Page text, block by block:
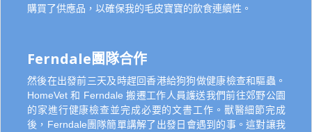
購買了供應品，以確保我的毛皮寶寶的飲食連續性。
Ferndale團隊合作
然後在出發前三天及時趕回香港給狗狗做健康檢查和驅蟲。
HomeVet 和 Ferndale 搬遷工作人員護送我們前往郊野公園
的家進行健康檢查並完成必要的文書工作。獸醫細節完成
後，Ferndale團隊簡單講解了出發日會遇到的事。這對讓我